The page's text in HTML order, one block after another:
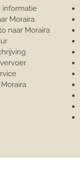
informatie
Moraira
naar Moraira